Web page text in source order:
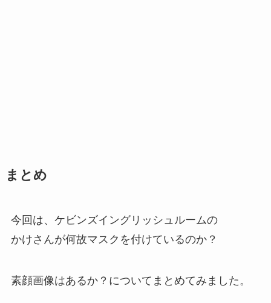
まとめ
今回は、ケビンズイングリッシュルームの
かけさんが何故マスクを付けているのか？
素顔画像はあるか？についてまとめてみました。